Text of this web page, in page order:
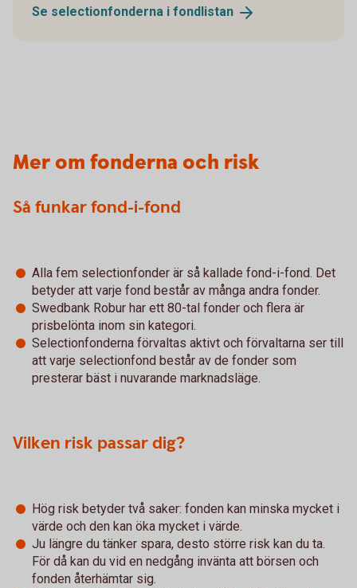
Se selectionfonderna i fondlistan
Mer om fonderna och risk
Så funkar fond-i-fond
Alla fem selectionfonder är så kallade fond-i-fond. Det
betyder att varje fond består av många andra fonder.
Swedbank Robur har ett 80-tal fonder och flera är
prisbelönta inom sin kategori.
Selectionfonderna förvaltas aktivt och förvaltarna ser till
att varje selectionfond består av de fonder som
presterar bäst i nuvarande marknadsläge.
Vilken risk passar dig?
Hög risk betyder två saker: fonden kan minska mycket i
värde och den kan öka mycket i värde.
Ju längre du tänker spara, desto större risk kan du ta.
För då kan du vid en nedgång invänta att börsen och
fonden återhämtar sig.